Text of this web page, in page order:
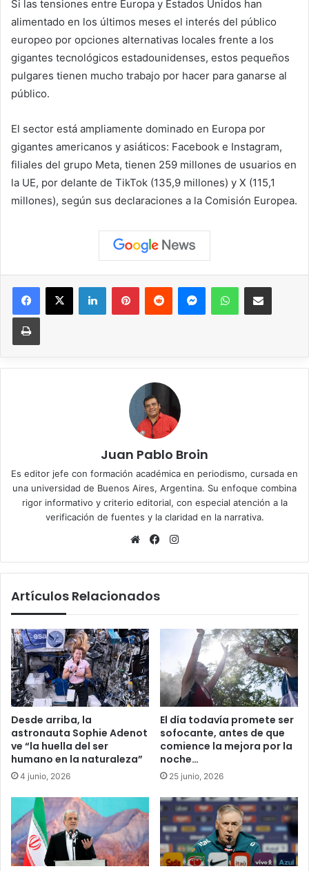
Si las tensiones entre Europa y Estados Unidos han
alimentado en los últimos meses el interés del público
europeo por opciones alternativas locales frente a los
gigantes tecnológicos estadounidenses, estos pequeños
pulgares tienen mucho trabajo por hacer para ganarse al
público.
El sector está ampliamente dominado en Europa por
gigantes americanos y asiáticos: Facebook e Instagram,
filiales del grupo Meta, tienen 259 millones de usuarios en
la UE, por delante de TikTok (135,9 millones) y X (115,1
millones), según sus declaraciones a la Comisión Europea.
Facebook
X LinkedInPinterestReddit MessengerWhatsAppCompartir vía correo
Imprimir
Juan Pablo Broin
Es editor jefe con formación académica en periodismo, cursada en
una universidad de Buenos Aires, Argentina. Su enfoque combina
rigor informativo y criterio editorial, con especial atención a la
verificación de fuentes y la claridad en la narrativa.
Sitio
Facebook
Artículos Relacionados
Desde arriba, la
astronauta Sophie Adenot
ve “la huella del ser
humano en la naturaleza”
4 junio, 2026
El día todavía promete ser
sofocante, antes de que
comience la mejora por la
noche…
25 junio, 2026